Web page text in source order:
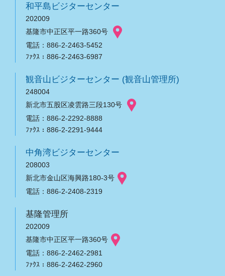
和平島ビジターセンター
202009
基隆市中正区平一路360号
電話：886-2-2463-5452
ﾌｧｸｽ：886-2-2463-6987
観音山ビジターセンター (観音山管理所)
248004
新北市五股区凌雲路三段130号
電話：886-2-2292-8888
ﾌｧｸｽ：886-2-2291-9444
中角湾ビジターセンター
208003
新北市金山区海興路180-3号
電話：886-2-2408-2319
基隆管理所
202009
基隆市中正区平一路360号
電話：886-2-2462-2981
ﾌｧｸｽ：886-2-2462-2960